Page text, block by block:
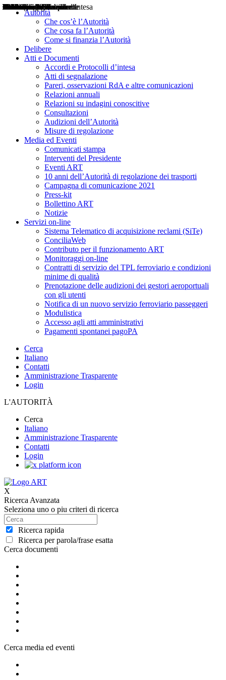
Autorità
Che cos’è l’Autorità
Che cosa fa l’Autorità
Come si finanzia l’Autorità
Delibere
Atti e Documenti
Accordi e Protocolli d’intesa
Atti di segnalazione
Pareri, osservazioni RdA e altre comunicazioni
Relazioni annuali
Relazioni su indagini conoscitive
Consultazioni
Audizioni dell’Autorità
Misure di regolazione
Media ed Eventi
Comunicati stampa
Interventi del Presidente
Eventi ART
10 anni dell’Autorità di regolazione dei trasporti
Campagna di comunicazione 2021
Press-kit
Bollettino ART
Notizie
Servizi on-line
Sistema Telematico di acquisizione reclami (SiTe)
ConciliaWeb
Contributo per il funzionamento ART
Monitoraggi on-line
Contratti di servizio del TPL ferroviario e condizioni
minime di qualità
Prenotazione delle audizioni dei gestori aeroportuali
con gli utenti
Notifica di un nuovo servizio ferroviario passeggeri
Modulistica
Accesso agli atti amministrativi
Pagamenti spontanei pagoPA
Cerca
Italiano
Contatti
Amministrazione Trasparente
Login
L'AUTORITÀ
Cerca
Italiano
Amministrazione Trasparente
Contatti
Login
X
Ricerca Avanzata
Seleziona uno o piu criteri di ricerca
Ricerca rapida
Ricerca per parola/frase esatta
Cerca documenti
Delibere
Pareri
Consultazioni
Audizioni
Atti di Segnalazione
Accordi e Protocolli d'Intesa
Relazioni annuali
Misure di regolazione
Cerca media ed eventi
Notizie
Comunicati Stampa
Bollettini ART
Convegni ART
Interviste del Presidente
Articoli in primo piano
Interventi del Presidente
2004
2005
2010
2013
2014
2015
2016
2017
2018
2019
202
2020
2021
2022
2023
2024
2025
2026
Aereo
Marittimo
Terrestre